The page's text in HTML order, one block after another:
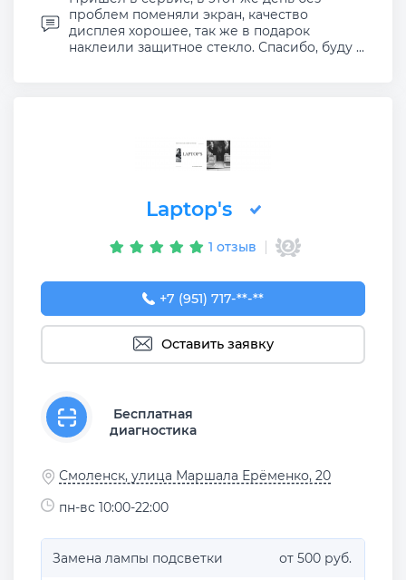
проблем поменяли экран, качество
дисплея хорошее, так же в подарок
наклеили защитное стекло. Спасибо, буду ...
Laptop's
1 отзыв
+7 (951) 717-73-37
+7 (951) 717-**-**
Оставить заявку
Бесплатная
диагностика
Смоленск, улица Маршала Ерёменко, 20
пн-вс 10:00-22:00
Замена лампы подсветки от 500 руб.